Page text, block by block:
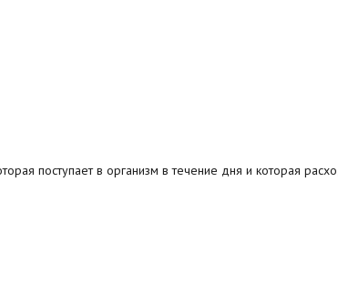
поступает в организм в течение дня и которая